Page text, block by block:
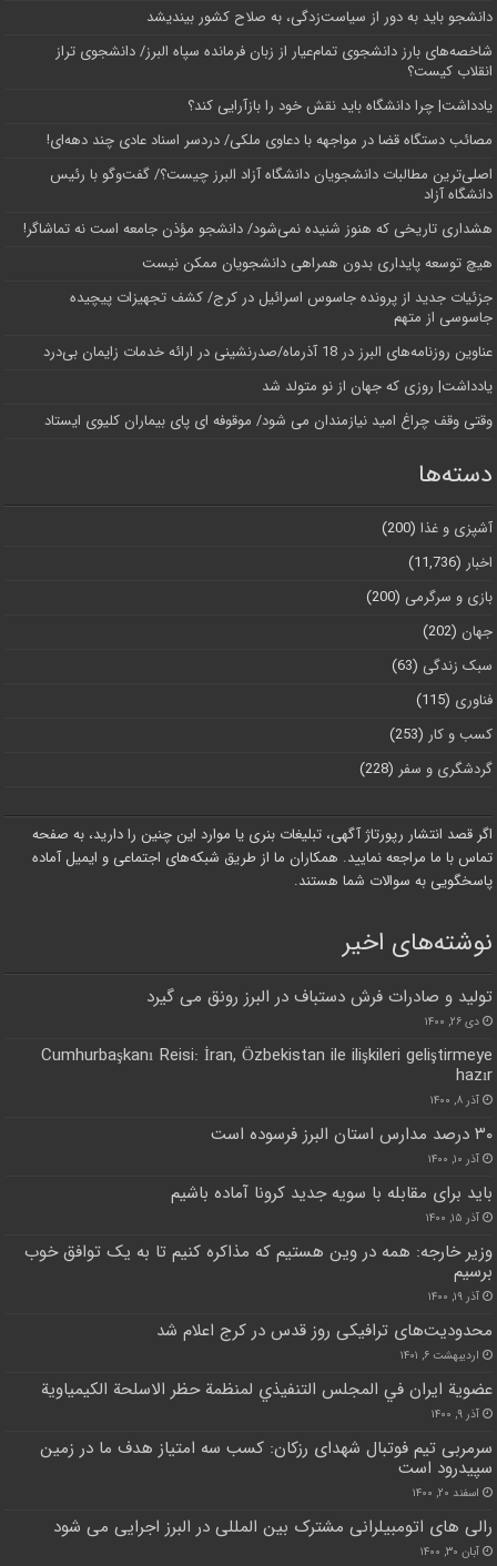
دانشجو باید به دور از سیاست‌زدگی، به صلاح کشور بیندیشد
شاخصه‌های بارز دانشجوی تمام‌عیار از زبان فرمانده سپاه البرز/ دانشجوی تراز
انقلاب کیست؟
یادداشت| چرا دانشگاه باید نقش خود را بازآرایی کند؟
مصائب دستگاه قضا در مواجهه با دعاوی ملکی/ دردسر اسناد عادی چند‌ دهه‌ای!
اصلی‌ترین مطالبات دانشجویان دانشگاه آزاد البرز چیست؟/ گفت‌وگو با رئیس
دانشگاه آز‌اد
هشداری تاریخی که هنوز شنیده نمی‌شود/ دانشجو مؤذن جامعه است نه تماشاگر!
هیچ توسعه پایداری بدون همراهی دانشجویان ممکن نیست
جزئیات جدید از پرونده جاسوس اسرائیل در کرج/‌ کشف تجهیزات پیچیده
جاسوسی از متهم
عناوین روزنامه‌های البرز در ‌18 آذرماه/صدرنشینی در ارائه خدمات زایمان بی‌درد
یادداشت| روزی که جهان از نو متولد شد
وقتی وقف چراغ امید نیازمندان می شود/ موقوفه ای پای بیماران کلیوی ایستاد
دسته‌ها
آشپزی و غذا (200)
اخبار (11,736)
بازی و سرگرمی (200)
جهان (202)
سبک زندگی (63)
فناوری (115)
کسب و کار (253)
گردشگری و سفر (228)
اگر قصد انتشار رپورتاژ آگهی، تبلیغات بنری یا موارد این چنین را دارید، به صفحه
تماس با ما مراجعه نمایید. همکاران ما از طریق شبکه‌های اجتماعی و ایمیل آماده
پاسخگویی به سوالات شما هستند.
نوشته‌های اخیر
تولید و صادرات فرش دستباف در البرز رونق می گیرد
دی ۲۶, ۱۴۰۰
Cumhurbaşkanı Reisi: İran, Özbekistan ile ilişkileri geliştirmeye
hazır
آذر ۸, ۱۴۰۰
۳۰ درصد مدارس استان البرز فرسوده است
آذر ۱۰, ۱۴۰۰
باید برای مقابله با سویه جدید کرونا آماده باشیم
آذر ۱۵, ۱۴۰۰
وزیر خارجه: همه در وین هستیم که مذاکره کنیم تا به یک توافق خوب
برسیم
آذر ۱۹, ۱۴۰۰
محدودیت‌های ترافیکی روز قدس در کرج اعلام شد
اردیبهشت ۶, ۱۴۰۱
عضوية ايران في المجلس التنفيذي لمنظمة حظر الاسلحة الكيمياوية
آذر ۹, ۱۴۰۰
سرمربی تیم فوتبال شهدای رزکان: کسب سه امتیاز هدف ما در زمین
سپیدرود است
اسفند ۲۰, ۱۴۰۰
رالی های اتومبیلرانی مشترک بین المللی در البرز اجرایی می شود
آبان ۳۰, ۱۴۰۰